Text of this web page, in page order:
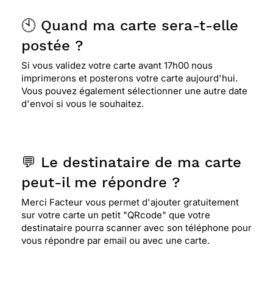
🕙 Quand ma carte sera-t-elle
postée ?
Si vous validez votre carte avant 17h00 nous
imprimerons et posterons votre carte aujourd'hui.
Vous pouvez également sélectionner une autre date
d'envoi si vous le souhaitez.
💬 Le destinataire de ma carte
peut-il me répondre ?
Merci Facteur vous permet d'ajouter gratuitement
sur votre carte un petit "QRcode" que votre
destinataire pourra scanner avec son téléphone pour
vous répondre par email ou avec une carte.